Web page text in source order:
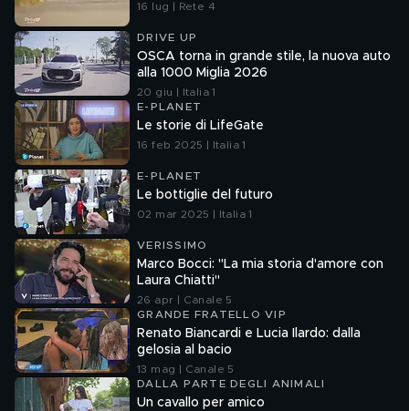
16 lug | Rete 4
DRIVE UP
OSCA torna in grande stile, la nuova auto
alla 1000 Miglia 2026
20 giu | Italia 1
E-PLANET
Le storie di LifeGate
16 feb 2025 | Italia 1
E-PLANET
Le bottiglie del futuro
02 mar 2025 | Italia 1
VERISSIMO
Marco Bocci: "La mia storia d'amore con
Laura Chiatti"
26 apr | Canale 5
GRANDE FRATELLO VIP
Renato Biancardi e Lucia Ilardo: dalla
gelosia al bacio
13 mag | Canale 5
DALLA PARTE DEGLI ANIMALI
Un cavallo per amico